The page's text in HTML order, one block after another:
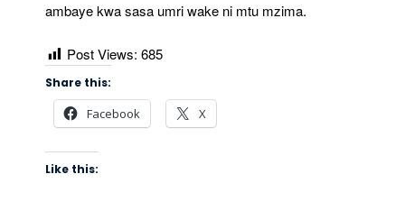
ambaye kwa sasa umri wake ni mtu mzima.
Post Views: 685
Share this:
Facebook X
Like this: